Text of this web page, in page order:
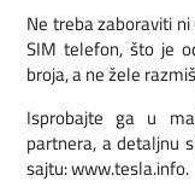
Ne treba zaboraviti
SIM telefon, što je
broja, a ne žele
Isprobajte ga u
partnera, a detaljnu
sajtu: www.tesla.info.